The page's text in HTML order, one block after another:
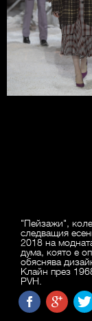
"Пейзажи",
следващия
2018 на
дума, която е
обяснява
Клайн през
PVH.